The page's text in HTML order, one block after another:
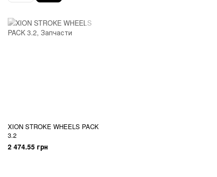
XION STROKE WHEELS PACK
3.2
2 474.55 грн